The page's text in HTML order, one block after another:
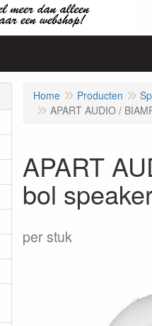
Home Producten
APART AUDIO /
APART
bol
per stuk